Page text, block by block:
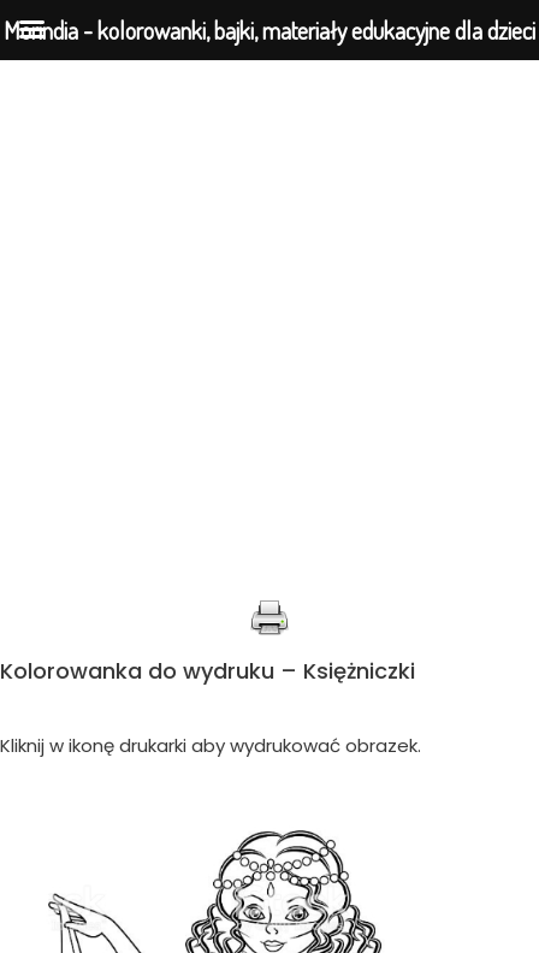
Kolorowanka do wydruku – Księżniczki
Kliknij w ikonę drukarki aby wydrukować obrazek.
Morindia - kolorowanki, bajki, materiały edukacyjne dla dzieci